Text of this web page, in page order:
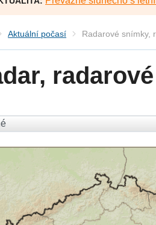
Aktuální počasí Radarové snímky,